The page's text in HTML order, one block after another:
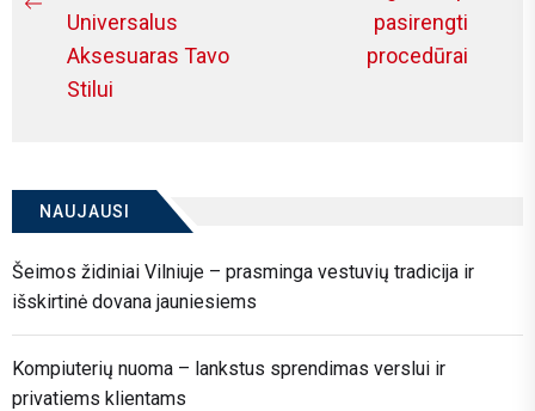
Previous
post:
Universalus
Aksesuaras Tavo
Stilui
pasirengti
procedūrai
NAUJAUSI
Šeimos židiniai Vilniuje – prasminga vestuvių tradicija ir
išskirtinė dovana jauniesiems
Kompiuterių nuoma – lankstus sprendimas verslui ir
privatiems klientams